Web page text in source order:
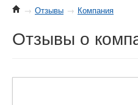
→ Отзывы → Компания
Отзывы о